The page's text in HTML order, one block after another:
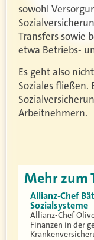
sowohl
Transfers sowie
etwa Betriebs-
Es geht also
Soziales fließen.
Arbeitnehmern.
Mehr zum
Allianz-Chef
Sozialsysteme
Allianz-Chef
Finanzen in der